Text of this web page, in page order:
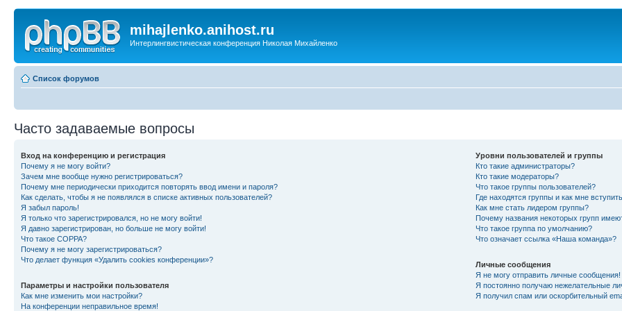
mihajlenko.anihost.ru
Интерлингвистическая конференция Николая Михайленко
Список форумов
Часто задаваемые вопросы
Вход на конференцию и регистрация
Почему я не могу войти?
Зачем мне вообще нужно регистрироваться?
Почему мне периодически приходится повторять ввод имени и пароля?
Как сделать, чтобы я не появлялся в списке активных пользователей?
Я забыл пароль!
Я только что зарегистрировался, но не могу войти!
Я давно зарегистрирован, но больше не могу войти!
Что такое COPPA?
Почему я не могу зарегистрироваться?
Что делает функция «Удалить cookies конференции»?
Параметры и настройки пользователя
Как мне изменить мои настройки?
На конференции неправильное время!
Уровни пользователей и группы
Кто такие администраторы?
Кто такие модераторы?
Что такое группы пользователей?
Где находятся группы и как мне
Как мне стать лидером группы?
Почему названия некоторых групп
Что такое группа по умолчанию?
Что означает ссылка «Наша команда»?
Личные сообщения
Я не могу отправить личные сообщения!
Я постоянно получаю нежелательные
Я получил спам или оскорбительный